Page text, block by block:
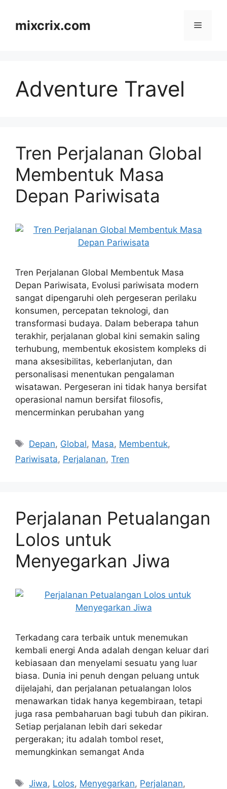
contentmixcrix.com Menu
Adventure Travel
Tren Perjalanan Global
Membentuk Masa
Depan Pariwisata
Tren Perjalanan Global Membentuk Masa
Depan Pariwisata, Evolusi pariwisata modern
sangat dipengaruhi oleh pergeseran perilaku
konsumen, percepatan teknologi, dan
transformasi budaya. Dalam beberapa tahun
terakhir, perjalanan global kini semakin saling
terhubung, membentuk ekosistem kompleks di
mana aksesibilitas, keberlanjutan, dan
personalisasi menentukan pengalaman
wisatawan. Pergeseran ini tidak hanya bersifat
operasional namun bersifat filosofis,
mencerminkan perubahan yang
Tags
Depan, Global, Masa, Membentuk,
Pariwisata, Perjalanan, Tren
Perjalanan Petualangan
Lolos untuk
Menyegarkan Jiwa
Terkadang cara terbaik untuk menemukan
kembali energi Anda adalah dengan keluar dari
kebiasaan dan menyelami sesuatu yang luar
biasa. Dunia ini penuh dengan peluang untuk
dijelajahi, dan perjalanan petualangan lolos
menawarkan tidak hanya kegembiraan, tetapi
juga rasa pembaharuan bagi tubuh dan pikiran.
Setiap perjalanan lebih dari sekedar
pergerakan; itu adalah tombol reset,
memungkinkan semangat Anda
Tags
Jiwa, Lolos, Menyegarkan, Perjalanan,